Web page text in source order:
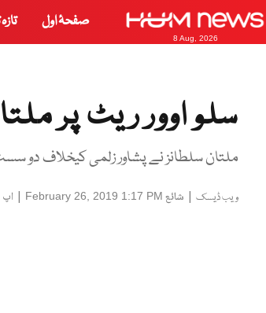
8 Aug, 2026
صفحۂ اول
سلو اوور ریٹ پر
ملتان سلطانز نے پشاور زلمی کیخلاف دو
ویب ڈیسک | شائع February 26, 2019 1:17 PM
|